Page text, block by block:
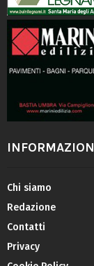
Chi siamo
Redazione
Contatti
Privacy